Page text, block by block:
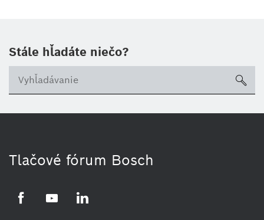
Stále hľadáte niečo?
Tlačové fórum Bosch